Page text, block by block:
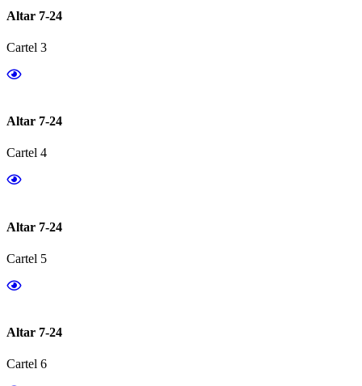
Altar 7-24
Cartel 3
Altar 7-24
Cartel 4
Altar 7-24
Cartel 5
Altar 7-24
Cartel 6